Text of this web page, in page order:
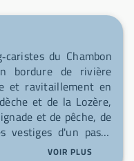
du Chambon
bordure de rivière
et ravitaillement en
et de la Lozère,
et de pêche, de
vestiges d'un passé
sauvages du
VOIR PLUS